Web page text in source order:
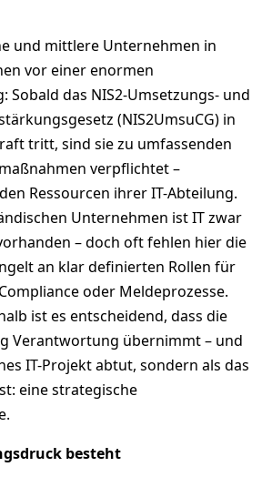
und mittlere Unternehmen in
vor einer enormen
Sobald das NIS2-Umsetzungs- und
(NIS2UmsuCG) in
tritt, sind sie zu umfassenden
verpflichtet –
Ressourcen ihrer IT-Abteilung.
Unternehmen ist IT zwar
– doch oft fehlen hier die
an klar definierten Rollen für
oder Meldeprozesse.
ist es entscheidend, dass die
Verantwortung übernimmt – und
IT-Projekt abtut, sondern als das
eine strategische
besteht